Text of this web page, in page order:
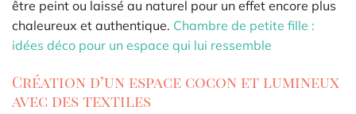
être peint ou laissé au naturel pour un effet encore plus
chaleureux et authentique. Chambre de petite fille :
idées déco pour un espace qui lui ressemble
Création d’un espace cocon et lumineux
avec des textiles